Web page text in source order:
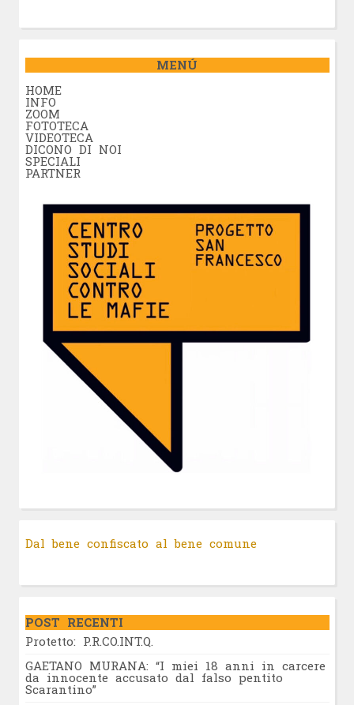
MENÚ
HOME
INFO
ZOOM
FOTOTECA
VIDEOTECA
DICONO DI NOI
SPECIALI
PARTNER
Dal bene confiscato al bene comune
POST RECENTI
Protetto: P.R.CO.INT.Q.
GAETANO MURANA: “I miei 18 anni in carcere
da innocente accusato dal falso pentito
Scarantino”